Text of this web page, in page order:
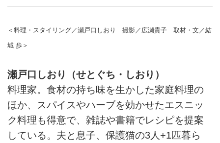
＜料理・スタイリング／瀬戸口しおり 撮影／広瀬貴子 取材・文／結
城 歩＞
瀬戸口しおり（せとぐち・しおり）
料理家。食材の持ち味を生かした家庭料理の
ほか、スパイスやハーブを効かせたエスニッ
ク料理も得意で、雑誌や書籍でレシピを提案
している。夫と息子、保護猫の3人+1匹暮ら